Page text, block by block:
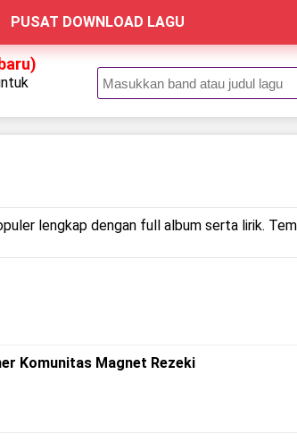
PUSAT DOWNLOAD LAGU
lengkap dengan full album serta lirik.
Komunitas Magnet Rezeki